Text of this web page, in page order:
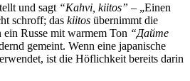
und sagt “Kahvi, kiitos” – „Einen
schroff; das kiitos übernimmt die
Russe mit warmem Ton “Дайте
gemeint. Wenn eine japanische
ist die Höflichkeit bereits darin